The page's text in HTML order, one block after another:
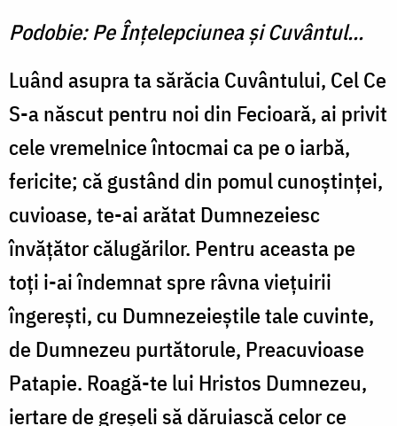
Podobie: Pe Înţelepciunea şi Cuvântul...
Luând asupra ta sărăcia Cu­vântului, Cel Ce
S-a născut pentru noi din Fecioară, ai privit
cele vremelnice întocmai ca pe o iarbă,
fericite; că gustând din pomul cunoştinţei,
cuvioase, te-ai arătat Dumnezeiesc
învăţător călugărilor. Pentru aceas­ta pe
toţi i-ai îndemnat spre râvna vieţuirii
îngereşti, cu Dumnezeieştile tale cuvinte,
de Dumnezeu purtătorule, Preacuvioase
Patapie. Roagă-te lui Hristos Dumnezeu,
iertare de greşeli să dăruiască celor ce